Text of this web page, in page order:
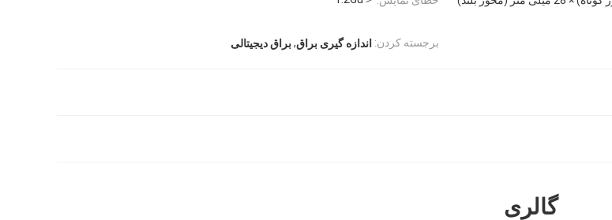
برجسته کردن: اندازه گیری براق,براق دیجیتالی
گالری